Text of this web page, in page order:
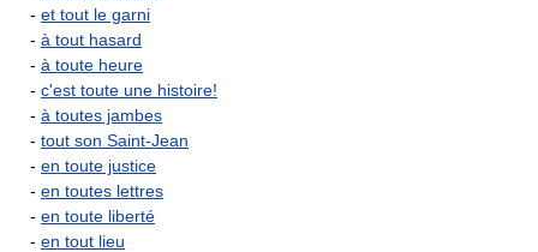
- et tout le garni
- à tout hasard
- à toute heure
- c'est toute une histoire!
- à toutes jambes
- tout son Saint-Jean
- en toute justice
- en toutes lettres
- en toute liberté
- en tout lieu